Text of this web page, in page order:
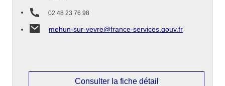
02 48 23 76 98
mehun-sur-yevre@france-services.gouv.fr
Consulter la fiche détail